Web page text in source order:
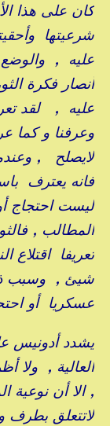
كان على هذا
شرعيتها
عليه , والوضع
أنصار فكرة
عليه , لقد
وعرفنا و كما
لايصلح ,
فانه يعترف
ليست احتجاج
المطالب ,
تعريفا اقتلاع
شيئ , وسبب
عسكريا أو
يشدد أدونيس
العالية ,
, الا أن
لاتتعلق